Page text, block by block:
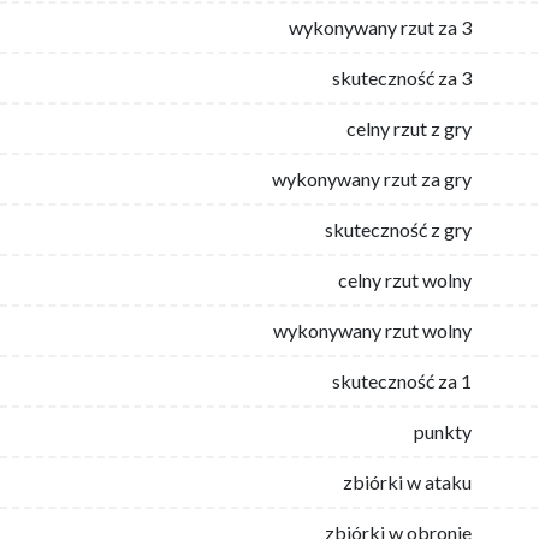
wykonywany rzut za 3
skuteczność za 3
celny rzut z gry
wykonywany rzut za gry
skuteczność z gry
celny rzut wolny
wykonywany rzut wolny
skuteczność za 1
punkty
zbiórki w ataku
zbiórki w obronie